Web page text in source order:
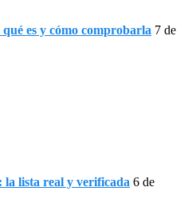
es y cómo comprobarla 7 de
lista real y verificada 6 de